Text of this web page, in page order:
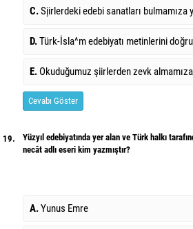
C.S¸iirlerdeki edebi sanatları bulmamıza
D.Türk-İsla^m edebiyatı metinlerini
E. Okuduğumuz şiirlerden zevk
Cevabı Göster
19.
Yüzyıl edebiyatında yer alan ve Türk halkı
necât adlı eseri kim yazmıştır?
A.Yunus Emre